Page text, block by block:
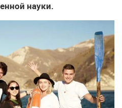
науки.